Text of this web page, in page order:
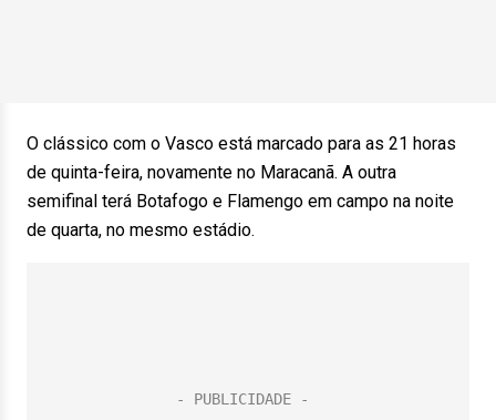
O clássico com o Vasco está marcado para as 21 horas
de quinta-feira, novamente no Maracanã. A outra
semifinal terá Botafogo e Flamengo em campo na noite
de quarta, no mesmo estádio.